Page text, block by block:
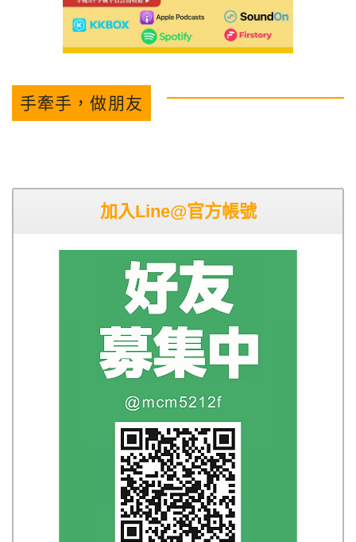
手牽手，做朋友
加入Line@官方帳號